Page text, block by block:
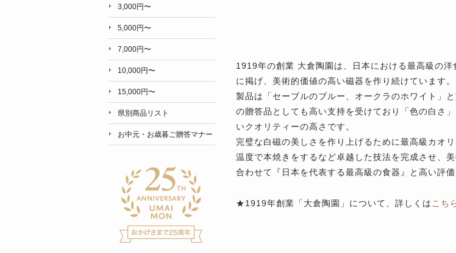
1919年の創業 大倉陶園は、日本における最高級の
に掲げ、美術的価値の高い磁器を作り続けています。
製品は「セーブルのブルー、オークラのホワイト」
の贈答品としても高い支持を受けており「色の白さ
いクオリティーの高さです。
完璧な白磁の美しさを作り上げるために最高級カオ
温度で本焼きをするなど卓越した技法を完成させ、
合わせて『日本を代表する最高級の食器』と高い評価
★1919年創業「大倉陶園」について、詳しくは こち
3,000円〜
5,000円〜
7,000円〜
10,000円〜
15,000円〜
県別商品リスト
お中元・お歳暮ご贈答マナー